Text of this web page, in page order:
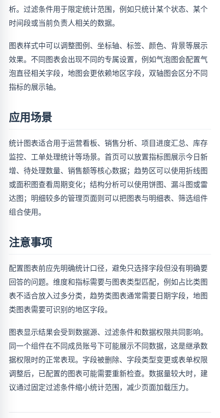
析。过滤条件用于限定统计范围，例如只统计某个状态、某个
时间段或当前负责人相关的数据。
图表样式中可以调整图例、坐标轴、标签、颜色、背景等展示
效果。不同图表会出现不同的专属设置，例如气泡图会配置气
泡直径相关字段，地图会更依赖地区字段，双轴图会区分不同
指标的展示轴。
应用场景
统计图表适合用于运营看板、销售分析、项目进度汇总、库存
监控、工单处理统计等场景。首页可以放置指标图展示今日新
增、待处理数量、销售额等核心数据；趋势区可以使用折线图
或面积图查看周期变化；结构分析可以使用饼图、漏斗图或雷
达图；明细较多的管理页面则可以把图表与明细表、筛选组件
组合使用。
注意事项
配置图表前应先明确统计口径，避免只选择字段但没有明确要
回答的问题。维度和指标需要与图表类型匹配，例如占比类图
表不适合放入过多分类，趋势类图表通常需要日期字段，地图
类图表需要可识别的地区字段。
图表显示结果会受到数据源、过滤条件和数据权限共同影响。
同一个组件在不同成员账号下可能展示不同数据，这是继承数
据权限时的正常表现。字段被删除、字段类型变更或表单权限
调整后，已配置的图表可能需要重新检查。数据量较大时，建
议通过固定过滤条件缩小统计范围，减少页面加载压力。